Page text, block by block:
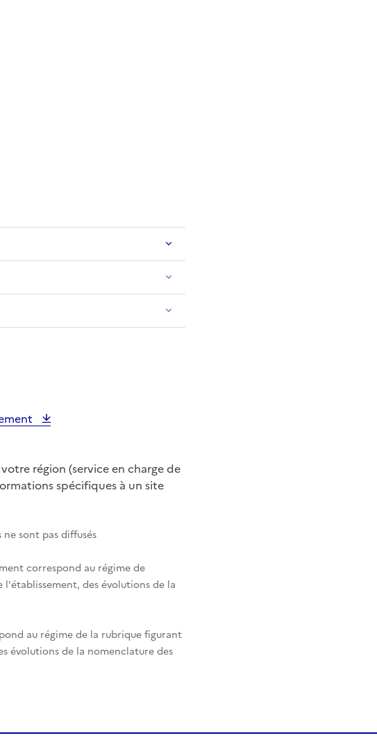
région (service en charge de
spécifiques à un site
ne sont pas diffusés
correspond au régime de
des évolutions de la
au régime de la rubrique figurant
évolutions de la nomenclature des